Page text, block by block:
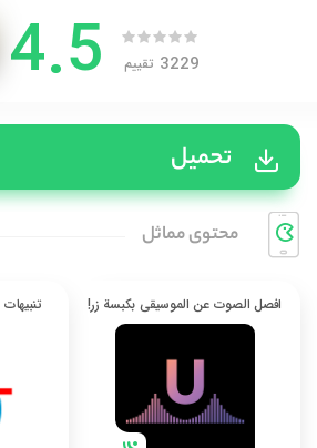
3229 تقييم 4.5
تحميل
محتوی مماثل
افصل الصوت عن الموسيقى بكبسة زر!